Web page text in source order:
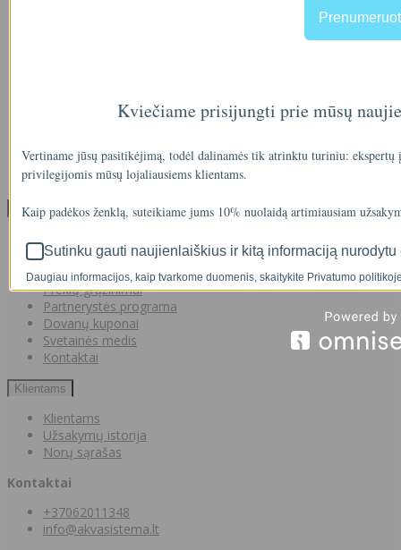
Privatumo politika
Facebook konkursų sąlygos
Informacija pagal BDAR
Klientų aptarnavimas
Prekės su nuolaida
Gamintojai
Prekių grąžinimai
Partnerystės programa
Dovanų kuponai
Svetainės medis
Kontaktai
Klientams
Klientams
Užsakymų istorija
Norų sąrašas
Kontaktai
+37062011348
info@akvasistema.lt
Kviečiame prisijungti prie mūsų
Vertiname jūsų pasitikėjimą, todėl dalinamės tik atrinktu turiniu:
privilegijomis mūsų lojaliausiems klientams.
Kaip padėkos ženklą, suteikiame jums 10% nuolaidą artimiausiam
Sutinku gauti naujienlaiškius ir kitą informaciją
Daugiau informacijos, kaip tvarkome duomenis, skaitykite Privatumo